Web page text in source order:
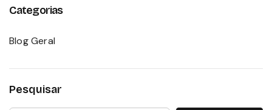
Categorias
Blog Geral
Pesquisar